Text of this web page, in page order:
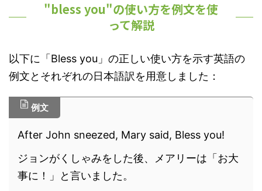
"bless you"の使い方を例文を使
って解説
以下に「Bless you」の正しい使い方を示す英語の
例文とそれぞれの日本語訳を用意しました：
例文
After John sneezed, Mary said, Bless you!
ジョンがくしゃみをした後、メアリーは「お大
事に！」と言いました。